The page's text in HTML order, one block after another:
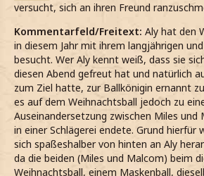
versucht, sich an ihren Freund
Kommentarfeld/Freitext: Aly hat den
in diesem Jahr mit ihrem langjährigen
besucht. Wer Aly kennt weiß, dass sie
diesen Abend gefreut hat und natürlich
zum Ziel hatte, zur Ballkönigin ernannt
es auf dem Weihnachtsball jedoch zu
Auseinandersetzung zwischen Miles und
in einer Schlägerei endete. Grund hierfür
sich spaßeshalber von hinten an Aly
da die beiden (Miles und Malcom) beim
Weihnachtsball, einem Maskenball,